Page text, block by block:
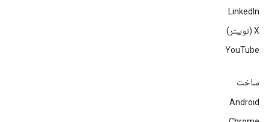
LinkedIn
‫X (توییتر)
YouTube
ساخت
Android